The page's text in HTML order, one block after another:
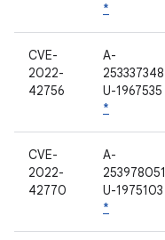
*
CVE-
2022-
42756
A-
253337348
U-1967535
*
CVE-
2022-
42770
A-
253978051
U-1975103
*